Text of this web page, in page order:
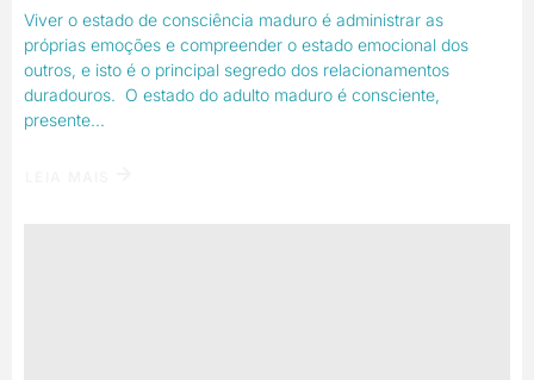
Viver o estado de consciência maduro é administrar as
próprias emoções e compreender o estado emocional dos
outros, e isto é o principal segredo dos relacionamentos
duradouros. O estado do adulto maduro é consciente,
presente...